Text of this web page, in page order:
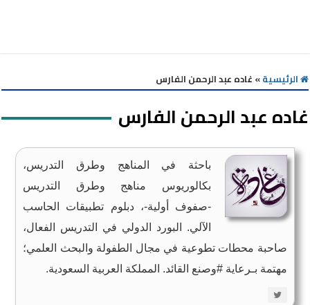
الرئيسية» غاده عبد الرحمن الفارس
غاده عبد الرحمن الفارس
باحثة في المناهج وطرق التدريس،
بكالوريوس مناهج وطرق التدريس
-صفوف أولية-، دبلوم تطبيقات الحاسب
الآلي. البورد الدولي في التدريس الفعال،
صاحبة محطات تطوعية في مجال الطفولة والبحث العلمي؛
مهتمة بـرعاية #وصنع القائد. المملكة العربية السعودية.